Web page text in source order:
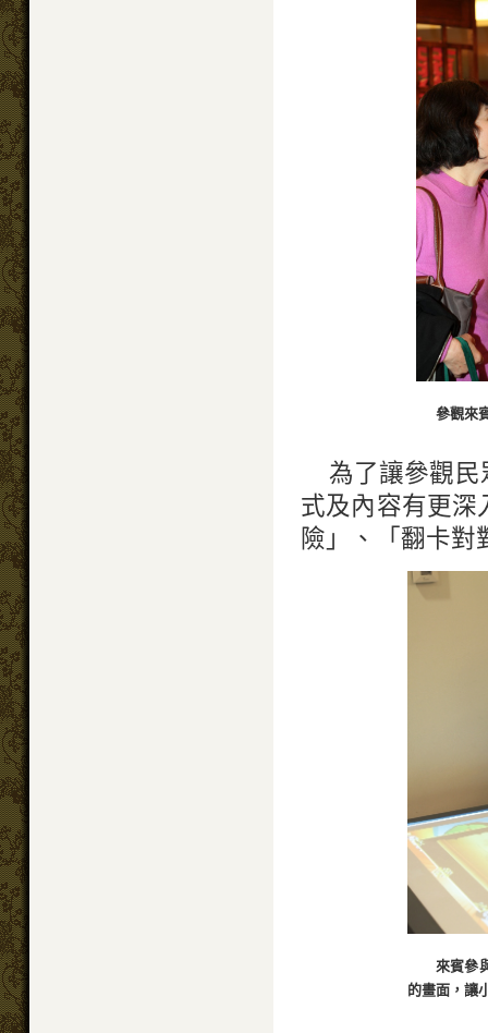
參觀來
為了讓參觀
式及內容有更深
險」、「翻卡
來賓參
的畫面，讓